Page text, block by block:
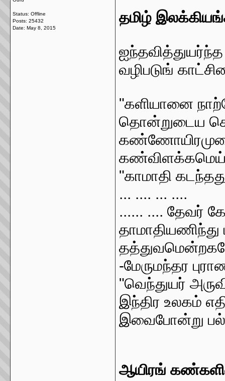
Status: Offline
Posts: 25432
Date: May 8, 2015
தமிழ்
வழிபடுங்
"களியானை
தொன்றுடைய
"காமாதி
... .... ... ....
...... .... தேவர்
தாமாதியணிந்து
-மேருமந்தர
"வெந்துயர்
இந்திர உலகம்
இவைபோன்று
ஆயிரங்